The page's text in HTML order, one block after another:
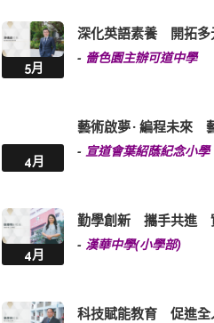
5月
深化英語素養 開拓
- 嗇色園主辦可道中學
4月
藝術啟夢 · 編程未來
- 宣道會葉紹蔭紀念小學
4月
勤學創新 攜手共進
- 漢華中學(小學部)
科技賦能教育 促進全